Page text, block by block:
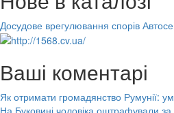
Досудове врегулювання спорів
Ваші коментарі
Як отримати громадянство Румунії:
На Буковині чоловіка оштрафували